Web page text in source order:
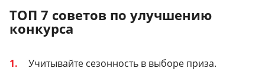
ТОП 7 советов по улучшению
конкурса
Учитывайте сезонность в выборе приза.